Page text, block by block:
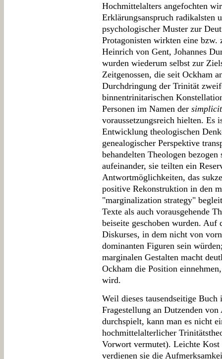
Hochmittelalters angefochten
Erklärungsanspruch radikalsten
psychologischer Muster zur
Protagonisten wirkten eine bzw.
Heinrich von Gent, Johannes
wurden wiederum selbst zur
Zeitgenossen, die seit Ockham
Durchdringung der Trinität
binnentrinitarischen
Personen im Namen der
voraussetzungsreich hielten. Es
Entwicklung theologischen
genealogischer Perspektive
behandelten Theologen
aufeinander, sie teilten ein
Antwortmöglichkeiten, das
positive Rekonstruktion in den
"marginalization strategy"
Texte als auch vorausgehende
beiseite geschoben wurden. Auf
Diskurses, in dem nicht von
dominanten Figuren sein
marginalen Gestalten macht
Ockham die Position
wird.
Weil dieses tausendseitige
Fragestellung an Dutzenden
durchspielt, kann man es nicht
hochmittelalterlicher
Vorwort vermutet). Leichte
verdienen sie die